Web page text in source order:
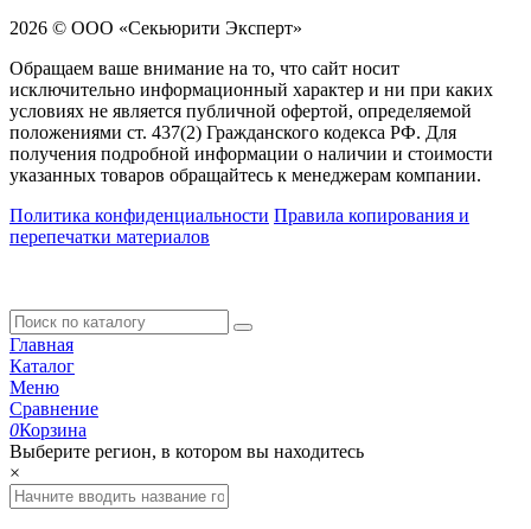
2026 © ООО «Секьюрити Эксперт»
Обращаем ваше внимание на то, что сайт носит
исключительно информационный характер и ни при каких
условиях не является публичной офертой, определяемой
положениями ст. 437(2) Гражданского кодекса РФ. Для
получения подробной информации о наличии и стоимости
указанных товаров обращайтесь к менеджерам компании.
Политика конфиденциальности Правила копирования и
перепечатки материалов
Главная
Каталог
Меню
Сравнение
0Корзина
Выберите регион, в котором вы находитесь
×